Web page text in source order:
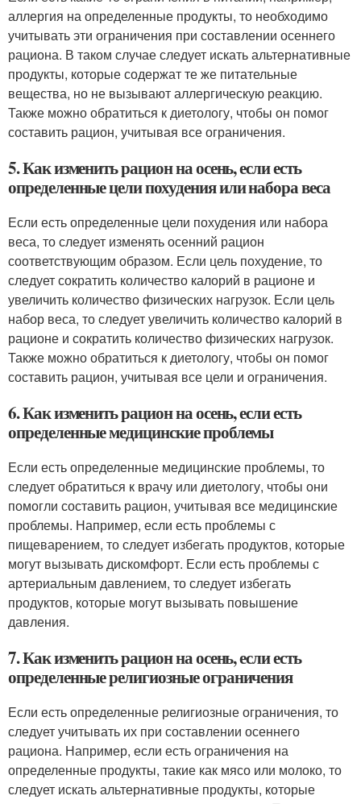
аллергия на определенные продукты, то необходимо
учитывать эти ограничения при составлении осеннего
рациона. В таком случае следует искать альтернативные
продукты, которые содержат те же питательные
вещества, но не вызывают аллергическую реакцию.
Также можно обратиться к диетологу, чтобы он помог
составить рацион, учитывая все ограничения.
5. Как изменить рацион на осень, если есть
определенные цели похудения или набора веса
Если есть определенные цели похудения или набора
веса, то следует изменять осенний рацион
соответствующим образом. Если цель похудение, то
следует сократить количество калорий в рационе и
увеличить количество физических нагрузок. Если цель
набор веса, то следует увеличить количество калорий в
рационе и сократить количество физических нагрузок.
Также можно обратиться к диетологу, чтобы он помог
составить рацион, учитывая все цели и ограничения.
6. Как изменить рацион на осень, если есть
определенные медицинские проблемы
Если есть определенные медицинские проблемы, то
следует обратиться к врачу или диетологу, чтобы они
помогли составить рацион, учитывая все медицинские
проблемы. Например, если есть проблемы с
пищеварением, то следует избегать продуктов, которые
могут вызывать дискомфорт. Если есть проблемы с
артериальным давлением, то следует избегать
продуктов, которые могут вызывать повышение
давления.
7. Как изменить рацион на осень, если есть
определенные религиозные ограничения
Если есть определенные религиозные ограничения, то
следует учитывать их при составлении осеннего
рациона. Например, если есть ограничения на
определенные продукты, такие как мясо или молоко, то
следует искать альтернативные продукты, которые